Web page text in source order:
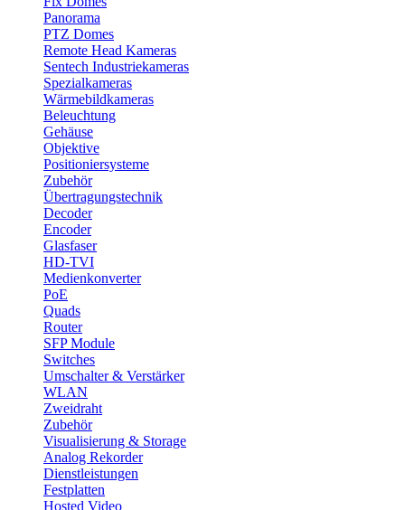
Panorama
PTZ Domes
Remote Head Kameras
Sentech Industriekameras
Spezialkameras
Wärmebildkameras
Beleuchtung
Gehäuse
Objektive
Positioniersysteme
Zubehör
Übertragungstechnik
Decoder
Encoder
Glasfaser
HD-TVI
Medienkonverter
PoE
Quads
Router
SFP Module
Switches
Umschalter & Verstärker
WLAN
Zweidraht
Zubehör
Visualisierung & Storage
Analog Rekorder
Dienstleistungen
Festplatten
Hosted Video